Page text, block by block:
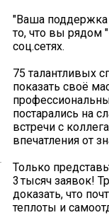
"Ваша поддержка
то, что вы рядом
соц.сетях.
75 талантливых
показать своё
постарались на
встречи с
впечатления от
Только
3 тысяч заявок!
доказать, что
теплоты и